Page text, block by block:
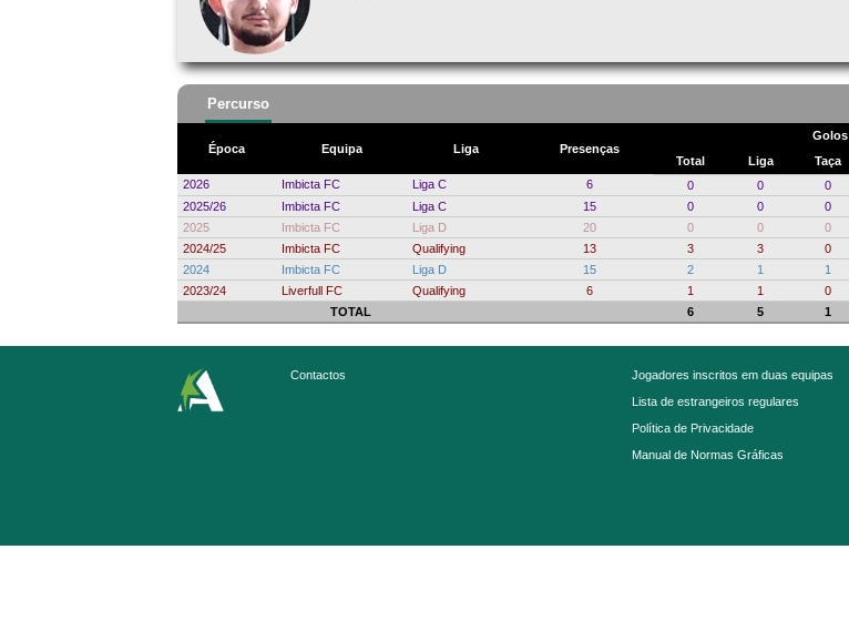
Percurso
Época Equipa Liga Presenças
Golos
Total
Liga Taça
2026
Imbicta FC Liga C 6 0 0 0
2025/26
Imbicta FC Liga C 15 0 0 0
2025
Imbicta FC Liga D 20 0 0 0
2024/25
Imbicta FC Qualifying 13 3 3 0
2024
Imbicta FC Liga D 15 2 1 1
2023/24
Liverfull FC Qualifying 6 1 1 0
TOTAL
6 5 1
Contactos
Jogadores inscritos em duas equipas
Lista de estrangeiros regulares
Política de Privacidade
Manual de Normas Gráficas